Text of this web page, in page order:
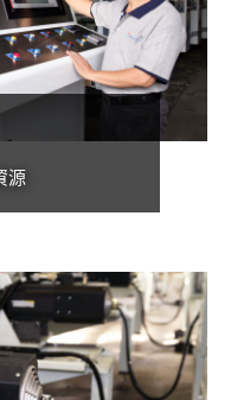
源